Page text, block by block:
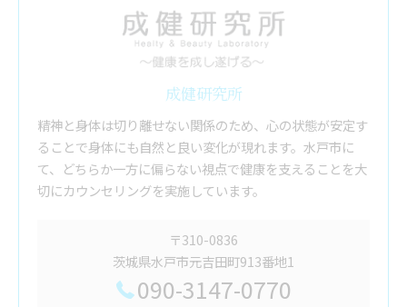
成健研究所
精神と身体は切り離せない関係のため、心の状態が安定す
ることで身体にも自然と良い変化が現れます。水戸市に
て、どちらか一方に偏らない視点で健康を支えることを大
切にカウンセリングを実施しています。
〒310-0836
茨城県水戸市元吉田町913番地1
090-3147-0770